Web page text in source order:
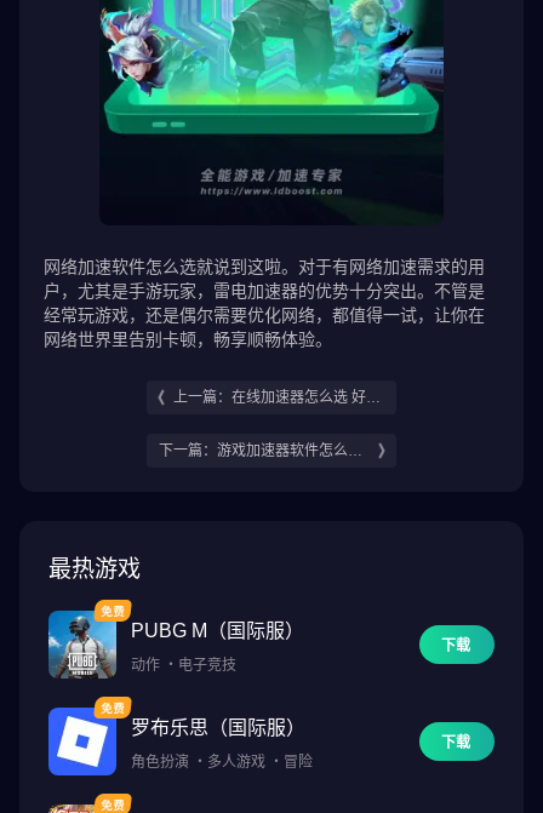
网络加速软件怎么选就说到这啦。对于有网络加速需求的用
户，尤其是手游玩家，雷电加速器的优势十分突出。不管是
经常玩游戏，还是偶尔需要优化网络，都值得一试，让你在
网络世界里告别卡顿，畅享顺畅体验。
上一篇：在线加速器怎么选 好用
下一篇：游戏加速器软件怎么选
最热游戏
PUBG M（国际服）
动作 ・ 电子竞技
下载
罗布乐思（国际服）
角色扮演 ・ 多人游戏 ・ 冒险
下载